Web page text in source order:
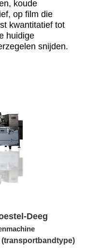
koude
op film die
kwantitatief tot
huidige
snijden.
Deeg
(transportbandtype)